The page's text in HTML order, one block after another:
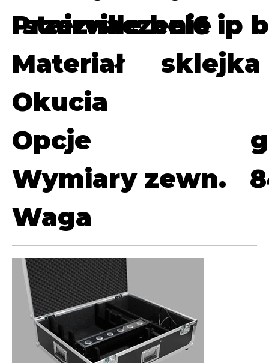
Przeznaczenie
stairville bel6 ip
Materiał
sklejka
Okucia
Opcje
Waga
Wymiary zewn.